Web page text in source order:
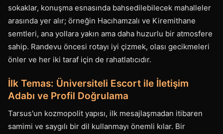
sokaklar, konuşma esnasında bahsedilebilecek mahalleler
arasında yer alır; örneğin Hacıhamzalı ve Kiremithane
semtleri, ana yollara yakın ama daha huzurlu bir atmosfere
sahip. Randevu öncesi rotayı iyi çizmek, olası gecikmeleri
önler ve her iki taraf için de rahatlatıcıdır.
İlk Temas: Üniversiteli Escort ile İletişim
Adabı ve Profil Doğrulama
Tarsus'un kozmopolit yapısı, ilk mesajlaşmadan itibaren
samimi ve saygılı bir dil kullanmayı önemli kılar. Bir